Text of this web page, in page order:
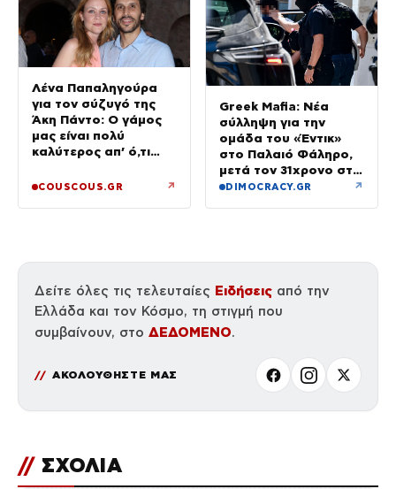
Λένα Παπαληγούρα
για τον σύζυγό της
Άκη Πάντο: Ο γάμος
μας είναι πολύ
καλύτερος απ’ ό,τι
COUSCOUS.GR ↗
Greek Mafia: Νέα
σύλληψη για την
ομάδα του «Έντικ»
στο Παλαιό Φάληρο,
μετά τον 31χρονο στη
Γερμανία
DIMOCRACY.GR ↗
Δείτε όλες τις τελευταίες Ειδήσεις από την
Ελλάδα και τον Κόσμο, τη στιγμή που
συμβαίνουν, στο ΔΕΔΟΜΕΝΟ.
ΑΚΟΛΟΥΘΗΣΤΕ ΜΑΣ
// ΣΧΟΛΙΑ